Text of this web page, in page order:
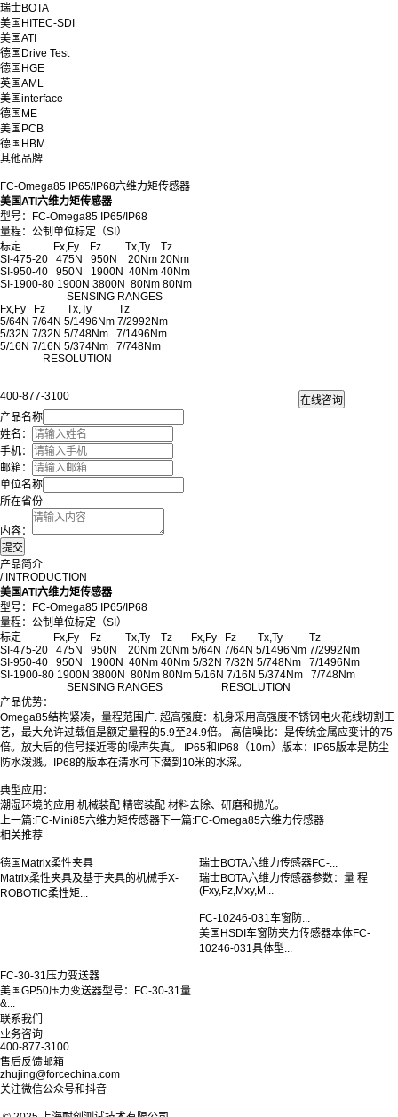
瑞士BOTA
美国HITEC-SDI
美国ATI
德国Drive Test
德国HGE
英国AML
美国interface
德国ME
美国PCB
德国HBM
其他品牌
FC-Omega85 IP65/IP68六维力矩传感器
美国ATI六维力矩传感器
型号：FC-Omega85 IP65/IP68
量程：公制单位标定（SI）
标定 Fx,Fy Fz Tx,Ty Tz
SI-475-20 475N 950N 20Nm 20Nm
SI-950-40 950N 1900N 40Nm 40Nm
SI-1900-80 1900N 3800N 80Nm 80Nm
SENSING RANGES
Fx,Fy Fz Tx,Ty Tz
5/64N 7/64N 5/1496Nm 7/2992Nm
5/32N 7/32N 5/748Nm 7/1496Nm
5/16N 7/16N 5/374Nm 7/748Nm
RESOLUTION
400-877-3100
产品名称
姓名：
手机：
邮箱：
单位名称
所在省份
内容：
产品简介
/ INTRODUCTION
美国ATI六维力矩传感器
型号：FC-Omega85 IP65/IP68
量程：公制单位标定（SI）
标定 Fx,Fy Fz Tx,Ty Tz Fx,Fy Fz Tx,Ty Tz
SI-475-20 475N 950N 20Nm 20Nm 5/64N 7/64N 5/1496Nm 7/2992Nm
SI-950-40 950N 1900N 40Nm 40Nm 5/32N 7/32N 5/748Nm 7/1496Nm
SI-1900-80 1900N 3800N 80Nm 80Nm 5/16N 7/16N 5/374Nm 7/748Nm
SENSING RANGES RESOLUTION
产品优势：
Omega85结构紧凑，量程范围广. 超高强度：机身采用高强度不锈钢电火花线切割工
艺，最大允许过载值是额定量程的5.9至24.9倍。 高信噪比：是传统金属应变计的75
倍。放大后的信号接近零的噪声失真。 IP65和IP68（10m）版本：IP65版本是防尘
防水泼溅。IP68的版本在清水可下潜到10米的水深。
典型应用：
潮湿环境的应用 机械装配 精密装配 材料去除、研磨和抛光。
上一篇:FC-Mini85六维力矩传感器 下一篇:FC-Omega85六维力传感器
相关推荐
德国Matrix柔性夹具
Matrix柔性夹具及基于夹具的机械手X-
ROBOTIC柔性矩...
瑞士BOTA六维力传感器FC-...
瑞士BOTA六维力传感器参数：量 程
(Fxy,Fz,Mxy,M...
FC-10246-031车窗防...
美国HSDI车窗防夹力传感器本体FC-
10246-031具体型...
FC-30-31压力变送器
美国GP50压力变送器型号：FC-30-31量
&...
联系我们
业务咨询
400-877-3100
售后反馈邮箱
zhujing@forcechina.com
关注微信公众号和抖音